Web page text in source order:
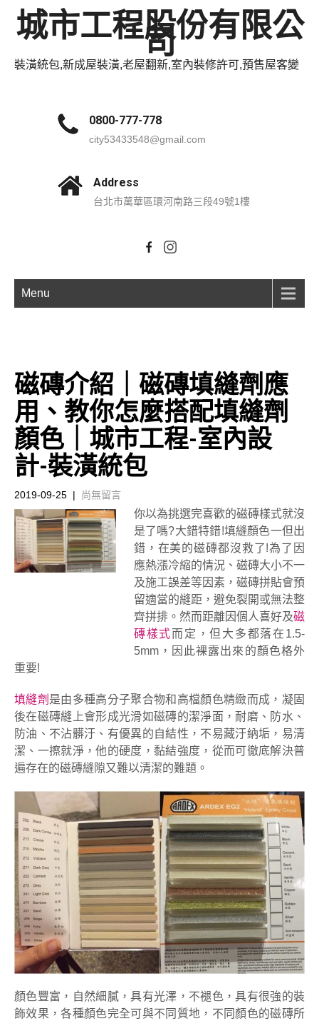
城市工程股份有限公
司
裝潢統包,新成屋裝潢,老屋翻新,室內裝修許可,預售屋客變
0800-777-778
city53433548@gmail.com
Address
台北市萬華區環河南路三段49號1樓
Menu
磁磚介紹｜磁磚填縫劑應
用、教你怎麼搭配填縫劑
顏色｜城市工程-室內設
計-裝潢統包
2019-09-25 | 尚無留言
你以為挑選完喜歡的磁磚樣式就沒
是了嗎?大錯特錯!填縫顏色一但出
錯，在美的磁磚都沒救了!為了因
應熱漲冷縮的情況、磁磚大小不一
及施工誤差等因素，磁磚拼貼會預
留適當的縫距，避免裂開或無法整
齊拼排。然而距離因個人喜好及磁
磚樣式而定，但大多都落在1.5-
5mm，因此裸露出來的顏色格外
重要!
填縫劑 是由多種高分子聚合物和高檔顏色精緻而成，凝固
後在磁磚縫上會形成光滑如磁磚的潔淨面，耐磨、防水、
防油、不沾髒汙、有優異的自結性，不易藏汙納垢，易清
潔、一擦就淨，他的硬度，黏結強度，從而可徹底解決普
遍存在的磁磚縫隙又難以清潔的難題。
顏色豐富，自然細膩，具有光澤，不褪色，具有很強的裝
飾效果，各種顏色完全可與不同質地，不同顏色的磁磚所